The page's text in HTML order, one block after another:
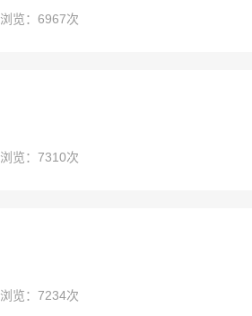
浏览：6967次
浏览：7310次
浏览：7234次